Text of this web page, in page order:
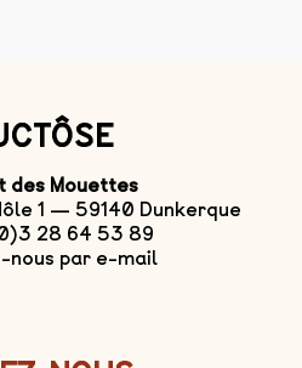
des Mouettes
1 — 59140 Dunkerque
28 64 53 89
nous par e-mail